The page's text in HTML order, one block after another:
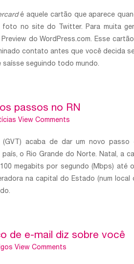
é aquele cartão que aparece
foto no site do Twitter. Para muita
do WordPress.com. Esse
contato antes que você decida
seguindo todo mundo.
passos no RN
View Comments
(GVT) acaba de dar um novo passo
o Rio Grande do Norte. Natal, a
megabits por segundo (Mbps) até
na capital do Estado (num
de e-mail diz sobre você
View Comments